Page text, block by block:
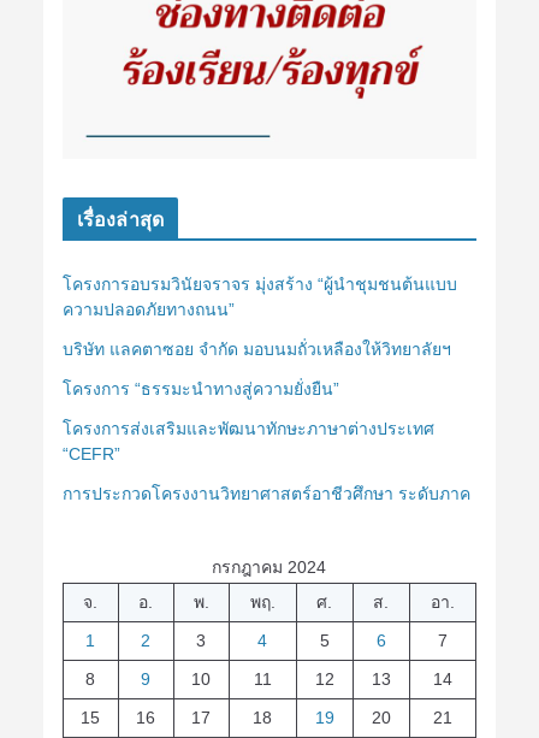
เรื่องล่าสุด
โครงการอบรมวินัยจราจร มุ่งสร้าง “ผู้นำชุมชนต้นแบบ
ความปลอดภัยทางถนน”
บริษัท แลคตาซอย จำกัด มอบนมถั่วเหลืองให้วิทยาลัยฯ
โครงการ “ธรรมะนำทางสู่ความยั่งยืน”
โครงการส่งเสริมและพัฒนาทักษะภาษาต่างประเทศ
“CEFR”
การประกวดโครงงานวิทยาศาสตร์อาชีวศึกษา ระดับภาค
กรกฎาคม 2024
จ.
อ. พ. พฤ. ศ. ส.
อา.
1
2 3 4 5 6
7
8
9 10 11 12 13
14
15
16 17 18 19 20
21